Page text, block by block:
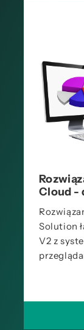
Cloud -
Solution
V2 z